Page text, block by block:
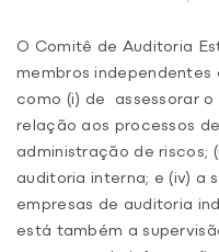
O Comitê de Auditoria
membros independentes
como (i) de assessorar
relação aos processos
administração de riscos;
auditoria interna; e (iv) a
empresas de auditoria
está também a